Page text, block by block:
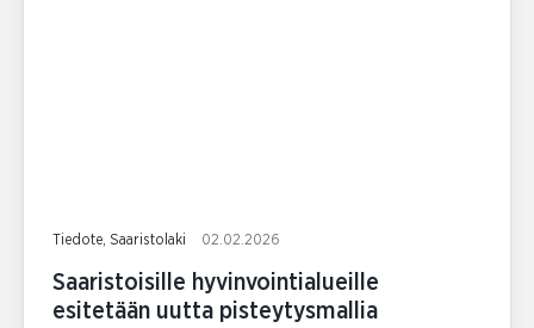
Tiedote, Saaristolaki 02.02.2026
Saaristoisille hyvinvointialueille
esitetään uutta pisteytysmallia